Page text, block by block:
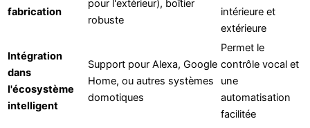
fabrication
pour l'extérieur), boîtier
robuste
intérieure et
extérieure
Intégration
dans
l'écosystème
intelligent
Support pour Alexa, Google
Home, ou autres systèmes
domotiques
Permet le
contrôle vocal et
une
automatisation
facilitée